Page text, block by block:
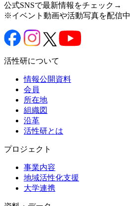
公式SNSで最新情報をチェック→
※イベント動画や活動写真を配信中
活性研について
情報公開資料
会員
所在地
組織図
沿革
活性研とは
プロジェクト
事業内容
地域活性化支援
大学連携